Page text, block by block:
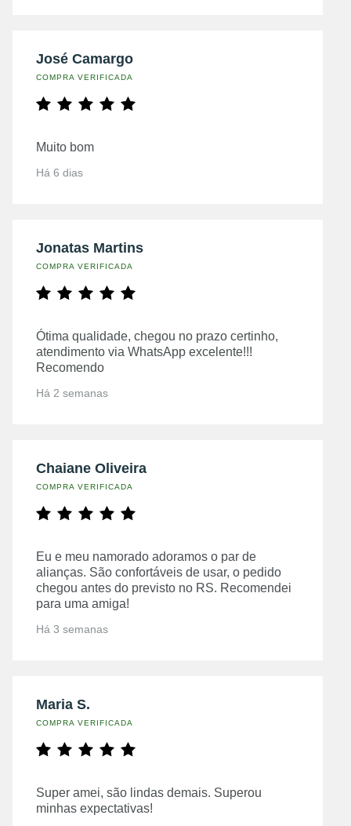
José Camargo
COMPRA VERIFICADA
Muito bom
Há 6 dias
Jonatas Martins
COMPRA VERIFICADA
Ótima qualidade, chegou no prazo certinho,
atendimento via WhatsApp excelente!!!
Recomendo
Há 2 semanas
Chaiane Oliveira
COMPRA VERIFICADA
Eu e meu namorado adoramos o par de
alianças. São confortáveis de usar, o pedido
chegou antes do previsto no RS. Recomendei
para uma amiga!
Há 3 semanas
Maria S.
COMPRA VERIFICADA
Super amei, são lindas demais. Superou
minhas expectativas!